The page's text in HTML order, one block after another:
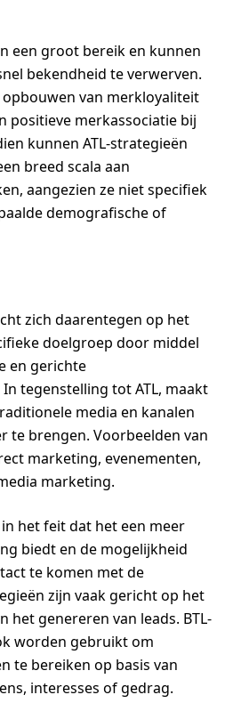
een groot bereik en kunnen
bekendheid te verwerven.
van merkloyaliteit
positieve merkassociatie bij
kunnen ATL-strategieën
breed scala aan
aangezien ze niet specifiek
demografische of
zich daarentegen op het
doelgroep door middel
en gerichte
tegenstelling tot ATL, maakt
media en kanalen
te brengen. Voorbeelden van
marketing, evenementen,
marketing.
het feit dat het een meer
biedt en de mogelijkheid
te komen met de
zijn vaak gericht op het
het genereren van leads. BTL-
worden gebruikt om
te bereiken op basis van
interesses of gedrag.